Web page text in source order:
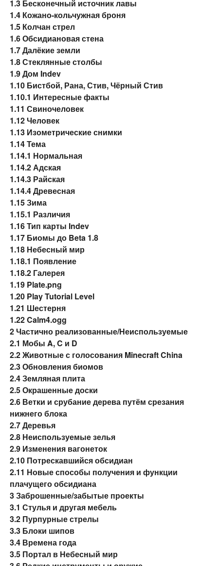
1.3 Бесконечный источник лавы
1.4 Кожано-кольчужная броня
1.5 Колчан стрел
1.6Обсидиановая стена
1.7Далёкие земли
1.8Стеклянные столбы
1.9Дом Indev
1.10 Бистбой, Рана, Стив, Чёрный Стив
1.10.1 Интересные факты
1.11 Свиночеловек
1.12Человек
1.13 Изометрические снимки
1.14Тема
1.14.1 Нормальная
1.14.2Адская
1.14.3 Райская
1.14.4Древесная
1.15Зима
1.15.1 Различия
1.16Тип карты Indev
1.17 Биомы до Beta 1.8
1.18 Небесный мир
1.18.1 Появление
1.18.2 Галерея
1.19 Plate.png
1.20 Play Tutorial Level
1.21 Шестерня
1.22Calm4.ogg
2Частично реализованные/Неиспользуемые
2.1 Мобы A, C и D
2.2Животные с голосования Minecraft China
2.3Обновления биомов
2.4Земляная плита
2.5Окрашенные доски
2.6 Ветки и срубание дерева путём срезания
нижнего блока
2.7Деревья
2.8 Неиспользуемые зелья
2.9 Изменения вагонеток
2.10 Потрескавшийся обсидиан
2.11 Новые способы получения и функции
плачущего обсидиана
3Заброшенные/забытые проекты
3.1 Стулья и другая мебель
3.2 Пурпурные стрелы
3.3 Блоки шипов
3.4 Времена года
3.5 Портал в Небесный мир